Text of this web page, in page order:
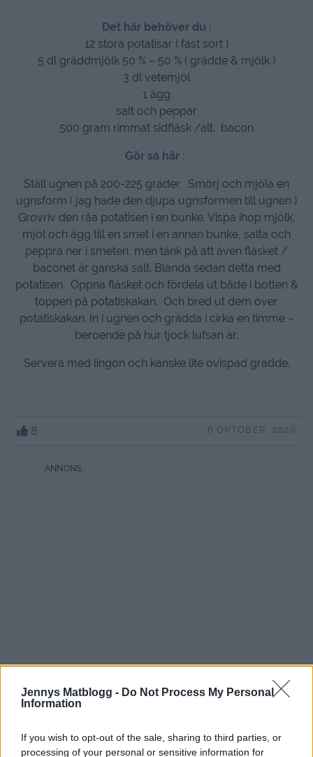
Jennys Matblogg - Do Not Process My Personal
Information
If you wish to opt-out of the sale, sharing to third parties, or
processing of your personal or sensitive information for
Det här behöver du :
12 stora potatisar ( fast sort )
5 dl gräddmjölk 50 % – 50 % ( grädde & mjölk )
3 dl vetemjöl
1 ägg
salt och peppar
500 gram rimmat sidfläsk /alt. bacon
Gör så här :
Ställ ugnen på 200-225 grader, Smörj och mjöla en
ugnsform ( jag hade den djupa ugnsformen till ugnen )
Grovriv den råa potatisen i en bunke. Vispa ihop mjölk,
mjöl och ägg till en smet i en annan bunke, salta och
peppra ner i smeten, men tänk på att även fläsket /
baconet är ganska salt. Blanda sedan detta med
potatisen. Öppna fläsket och fördela ut både i botten &
toppen på potatiskakan. Och bred ut dem över
potatiskakan. In i ugnen och grädda i cirka en timme –
beroende på hur tjock lufsan är.
Servera med lingon och kanske lite ovispad grädde.
8 6 OKTOBER, 2020